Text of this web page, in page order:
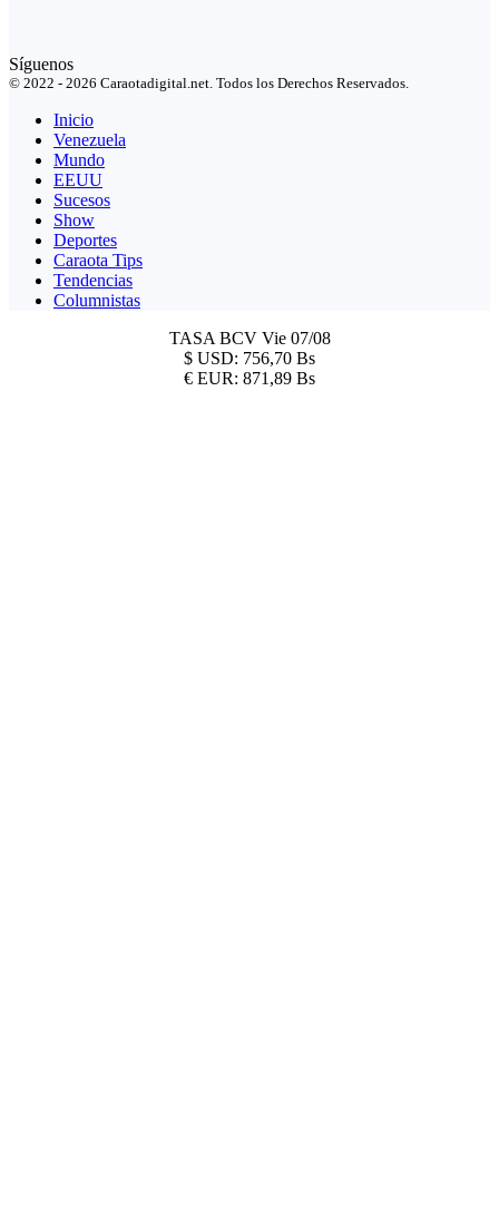
Síguenos
© 2022 - 2026 Caraotadigital.net. Todos los Derechos Reservados.
Inicio
Venezuela
Mundo
EEUU
Sucesos
Show
Deportes
Caraota Tips
Tendencias
Columnistas
TASA BCV Vie 07/08
$ USD: 756,70 Bs
€ EUR: 871,89 Bs